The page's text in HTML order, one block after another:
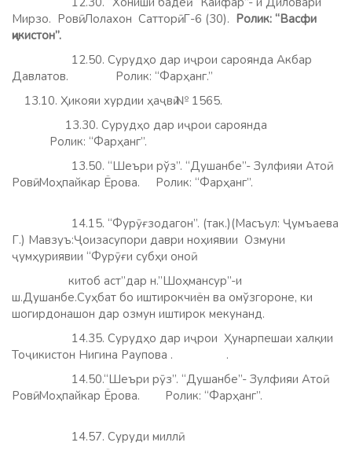
Мирзо. Ровӣ: Лолахон Сатторӣ. Г-6 (30). Ролик: “Васфи
ҷикистон”.
12.50. Сурудҳо дар иҷрои сароянда Акбар
Давлатов. Ролик: “Фарҳанг.”
13.10. Ҳикояи хурдии ҳаҷвӣ № 1565.
13.30. Сурудҳо дар иҷрои сароянда
Ролик: “Фарҳанг”.
13.50. “Шеъри рўз”. “Душанбе”- Зулфияи Атоӣ.
Ровӣ: Моҳпайкар Ёрова. Ролик: “Фарҳанг”.
14.15. “Фурӯғзодагон”. (так.)(Масъул: Ҷумъаева
Г.) Мавзуъ:Ҷоизасупори даври ноҳиявии Озмуни
ҷумҳуриявии “Фурӯғи субҳи оноӣ
китоб аст”дар н.”Шоҳмансур”-и
ш.Душанбе.Суҳбат бо иштирокчиён ва омўзгороне, ки
шогирдонашон дар озмун иштирок мекунанд.
14.35. Сурудҳо дар иҷрои Ҳунарпешаи халқии
Тоҷикистон Нигина Раупова . .
14.50.“Шеъри рӯз”. “Душанбе”- Зулфияи Атоӣ.
Ровӣ: Моҳпайкар Ёрова. Ролик: “Фарҳанг”.
14.57. Суруди миллӣ.